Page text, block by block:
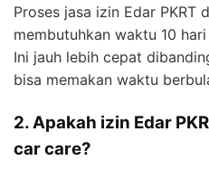
Proses jasa izin Edar PKRT
membutuhkan waktu 10
Ini jauh lebih cepat
bisa memakan waktu
2. Apakah izin Edar
car care?